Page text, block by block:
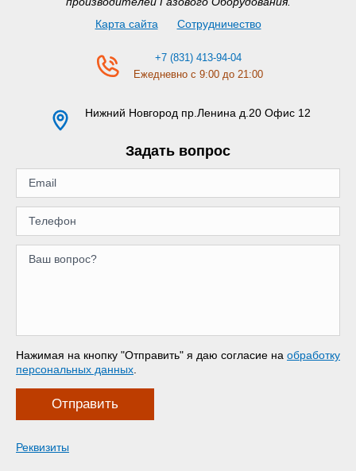
Карта сайта
Сотрудничество
+7 (831) 413-94-04
Ежедневно с 9:00 до 21:00
Нижний Новгород пр.Ленина д.20 Офис 12
Задать вопрос
Нажимая на кнопку "Отправить" я даю согласие на обработку
персональных данных
Отправить
Реквизиты